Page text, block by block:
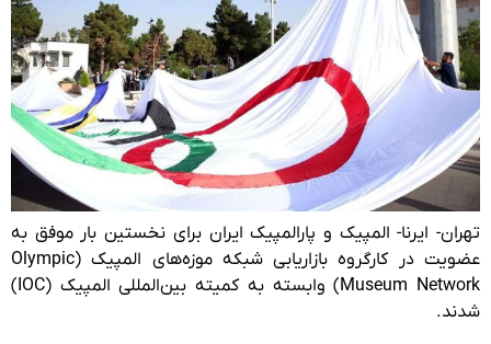
تهران- ایرنا- المپیک و پارالمپیک ایران برای نخستین بار موفق به
عضویت در کارگروه بازاریابی شبکه موزه‌های المپیک (Olympic
Museum Network) وابسته به کمیته بین‌المللی المپیک (IOC)
شدند.